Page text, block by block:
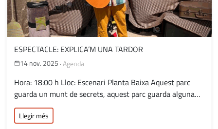
ESPECTACLE: EXPLICA’M UNA TARDOR
14 nov. 2025 ·Agenda
Hora: 18:00 h Lloc: Escenari Planta Baixa Aquest parc
guarda un munt de secrets, aquest parc guarda alguna…
Llegir més